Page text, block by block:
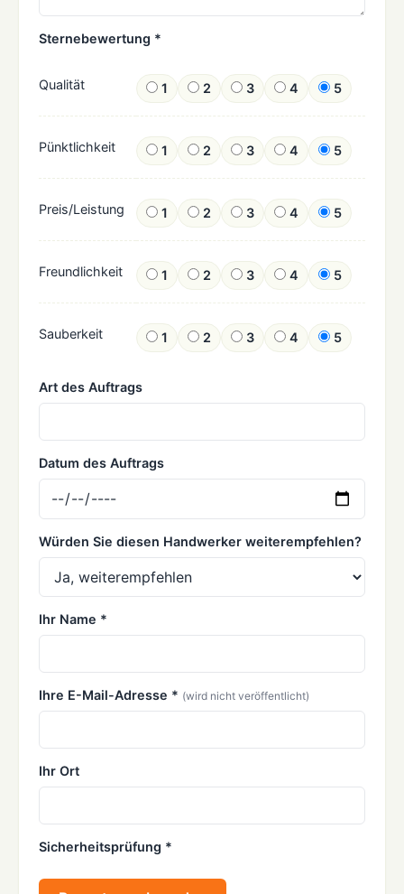
Sternebewertung *
Qualität 1 2 3 4 5
Pünktlichkeit 1 2 3 4 5
Preis/Leistung 1 2 3 4 5
Freundlichkeit 1 2 3 4 5
Sauberkeit 1 2 3 4 5
Art des Auftrags
Datum des Auftrags
Würden Sie diesen Handwerker weiterempfehlen?
Ihr Name *
Ihre E-Mail-Adresse * (wird nicht veröffentlicht)
Ihr Ort
Sicherheitsprüfung *